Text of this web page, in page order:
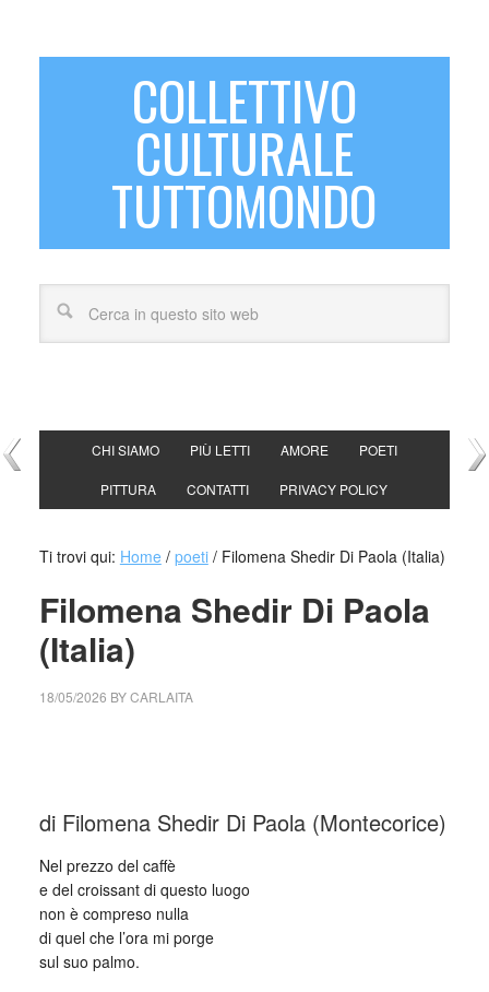
COLLETTIVO
CULTURALE
TUTTOMONDO
CHI SIAMO PIÙ LETTI AMORE POETI
PITTURA CONTATTI PRIVACY POLICY
Ti trovi qui: Home / poeti /Filomena Shedir Di Paola (Italia)
Filomena Shedir Di Paola
(Italia)
18/05/2026 BYCARLAITA
di Filomena Shedir Di Paola (Montecorice)
Nel prezzo del caffè
e del croissant di questo luogo
non è compreso nulla
di quel che l’ora mi porge
sul suo palmo.